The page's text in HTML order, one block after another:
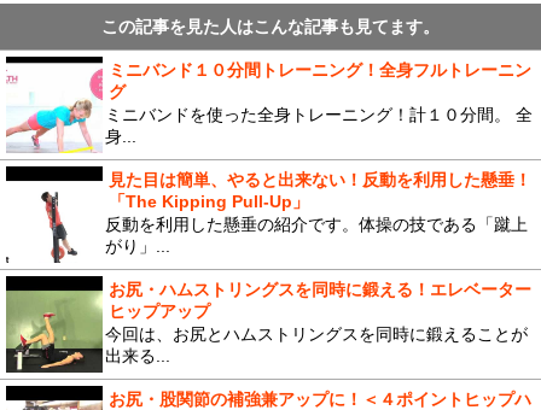
この記事を見た人はこんな記事も見てます。
ミニバンド１０分間トレーニング！全身フルトレーニン
グ
ミニバンドを使った全身トレーニング！計１０分間。 全
身...
見た目は簡単、やると出来ない！反動を利用した懸垂！
「The Kipping Pull-Up」
反動を利用した懸垂の紹介です。体操の技である「蹴上
がり」...
お尻・ハムストリングスを同時に鍛える！エレベーター
ヒップアップ
今回は、お尻とハムストリングスを同時に鍛えることが
出来る...
お尻・股関節の補強兼アップに！＜４ポイントヒップハ